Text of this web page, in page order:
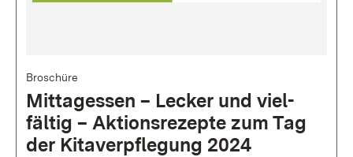
Broschüre
Mittag­essen – Lecker und viel­
fältig – Aktions­rezepte zum Tag
der Kitaverpflegung 2024